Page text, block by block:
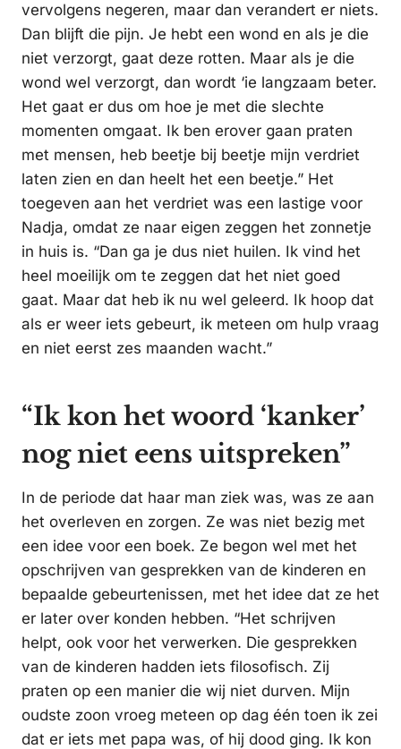
vervolgens negeren, maar dan verandert er niets.
Dan blijft die pijn. Je hebt een wond en als je die
niet verzorgt, gaat deze rotten. Maar als je die
wond wel verzorgt, dan wordt ‘ie langzaam beter.
Het gaat er dus om hoe je met die slechte
momenten omgaat. Ik ben erover gaan praten
met mensen, heb beetje bij beetje mijn verdriet
laten zien en dan heelt het een beetje.” Het
toegeven aan het verdriet was een lastige voor
Nadja, omdat ze naar eigen zeggen het zonnetje
in huis is. “Dan ga je dus niet huilen. Ik vind het
heel moeilijk om te zeggen dat het niet goed
gaat. Maar dat heb ik nu wel geleerd. Ik hoop dat
als er weer iets gebeurt, ik meteen om hulp vraag
en niet eerst zes maanden wacht.”
“Ik kon het woord ‘kanker’
nog niet eens uitspreken”
In de periode dat haar man ziek was, was ze aan
het overleven en zorgen. Ze was niet bezig met
een idee voor een boek. Ze begon wel met het
opschrijven van gesprekken van de kinderen en
bepaalde gebeurtenissen, met het idee dat ze het
er later over konden hebben. “Het schrijven
helpt, ook voor het verwerken. Die gesprekken
van de kinderen hadden iets filosofisch. Zij
praten op een manier die wij niet durven. Mijn
oudste zoon vroeg meteen op dag één toen ik zei
dat er iets met papa was, of hij dood ging. Ik kon